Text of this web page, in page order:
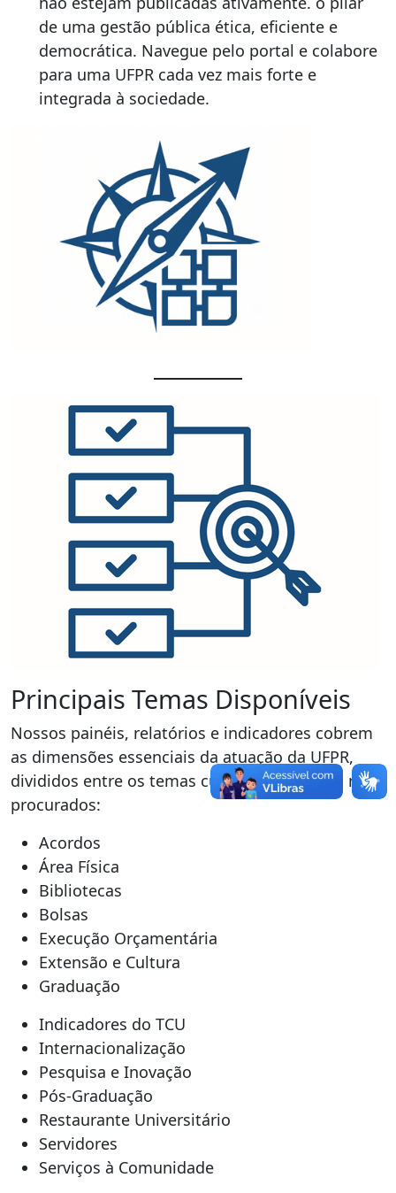
de uma gestão pública ética, eficiente e
democrática. Navegue pelo portal e colabore
para uma UFPR cada vez mais forte e
integrada à sociedade.
Principais Temas Disponíveis
Nossos painéis, relatórios e indicadores cobrem
as dimensões essenciais da atuação da UFPR,
divididos entre os temas cujos dados são os mais
procurados:
Acordos
Área Física
Bibliotecas
Bolsas
Execução Orçamentária
Extensão e Cultura
Graduação
Indicadores do TCU
Internacionalização
Pesquisa e Inovação
Pós-Graduação
Restaurante Universitário
Servidores
Serviços à Comunidade